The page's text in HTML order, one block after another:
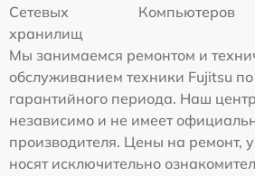
Сетевых
хранилищ
Компьютеров
Мы занимаемся ремонтом и
обслуживанием техники Fujitsu
гарантийного периода. Наш
независимо и не имеет
производителя. Цены на ремонт,
носят исключительно